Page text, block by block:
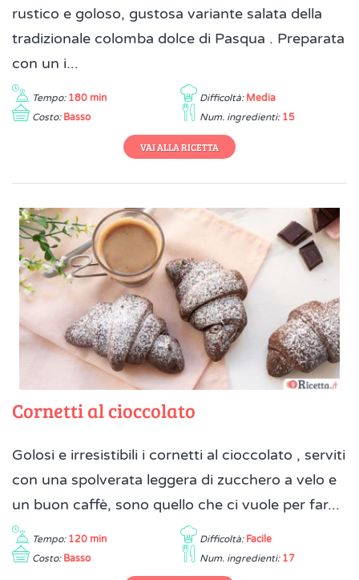
rustico e goloso, gustosa variante salata della
tradizionale colomba dolce di Pasqua . Preparata
con un i...
Tempo: 180 min Difficoltà: Media
Costo: Basso Num. ingredienti: 15
VAI ALLA RICETTA
Cornetti al cioccolato
Golosi e irresistibili i cornetti al cioccolato , serviti
con una spolverata leggera di zucchero a velo e
un buon caffè, sono quello che ci vuole per far...
Tempo: 120 min Difficoltà: Facile
Costo: Basso Num. ingredienti: 17